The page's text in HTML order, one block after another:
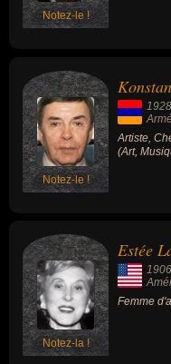
Notez-le !
Notez-le !
1928
Artiste,
(Art,
Notez-la !
Estée
1906
Femme